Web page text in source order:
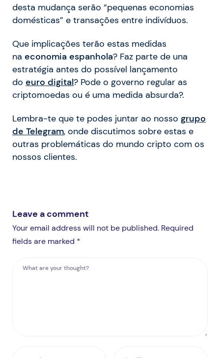
desta mudança serão “pequenas economias
domésticas” e transações entre indivíduos.
Que implicações terão estas medidas
na economia espanhola? Faz parte de una
estratégia antes do possível lançamento
do euro digital? Pode o governo regular as
criptomoedas ou é uma medida absurda?.
Lembra-te que te podes juntar ao nosso grupo
de Telegram, onde discutimos sobre estas e
outras problemáticas do mundo cripto com os
nossos clientes.
Leave a comment
Your email address will not be published. Required
fields are marked *